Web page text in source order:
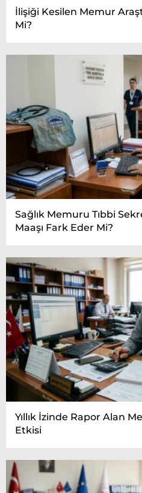
İlişiği Kesilen Memur
Mi?
Sağlık Memuru Tıbbi
Maaşı Fark Eder Mi?
Yıllık İzinde Rapor Alan
Etkisi